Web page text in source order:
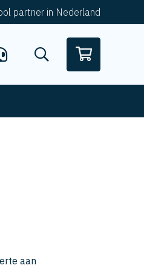
partner in Nederland
aan